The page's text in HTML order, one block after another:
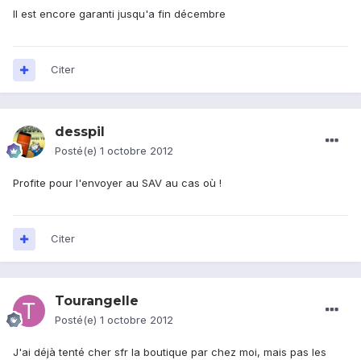
Il est encore garanti jusqu'a fin décembre
Citer
desspil
Posté(e) 1 octobre 2012
Profite pour l'envoyer au SAV au cas où !
Citer
Tourangelle
Posté(e) 1 octobre 2012
J'ai déjà tenté cher sfr la boutique par chez moi, mais pas les